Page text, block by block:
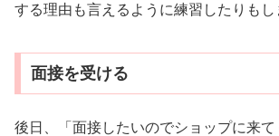
する理由も言えるように練習したりもし
面接を受ける
後日、「面接したいのでショップに来